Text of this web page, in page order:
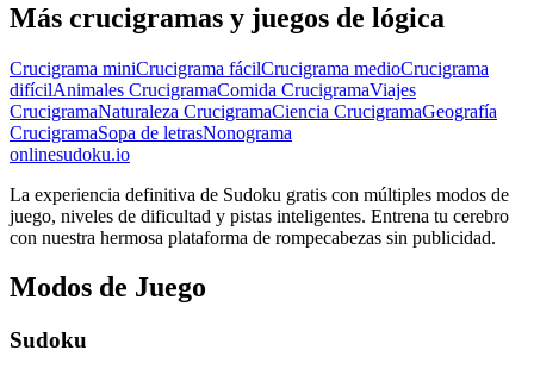
Más crucigramas y juegos de lógica
Crucigrama miniCrucigrama fácilCrucigrama medioCrucigrama
difícilAnimales CrucigramaComida CrucigramaViajes
CrucigramaNaturaleza CrucigramaCiencia CrucigramaGeografía
CrucigramaSopa de letrasNonograma
onlinesudoku.io
La experiencia definitiva de Sudoku gratis con múltiples modos de
juego, niveles de dificultad y pistas inteligentes. Entrena tu cerebro
con nuestra hermosa plataforma de rompecabezas sin publicidad.
Modos de Juego
Sudoku